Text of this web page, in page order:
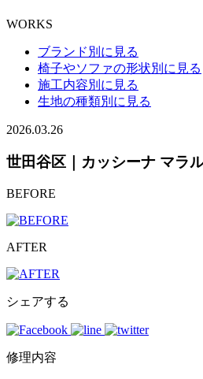
WORKS
ブランド別に見る
椅子やソファの形状別に見る
施工内容別に見る
生地の種類別に見る
2026.03.26
世田谷区｜カッシーナ マラ
BEFORE
AFTER
シェアする
修理内容